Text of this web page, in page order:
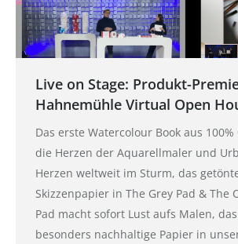
Live on Stage: Produkt-
Hahnemühle Virtual Open
Das erste Watercolour Book aus
die Herzen der Aquarellmaler und
Herzen weltweit im Sturm, das
Skizzenpapier in The Grey Pad & The
Pad macht sofort Lust aufs Malen,
besonders nachhaltige Papier in